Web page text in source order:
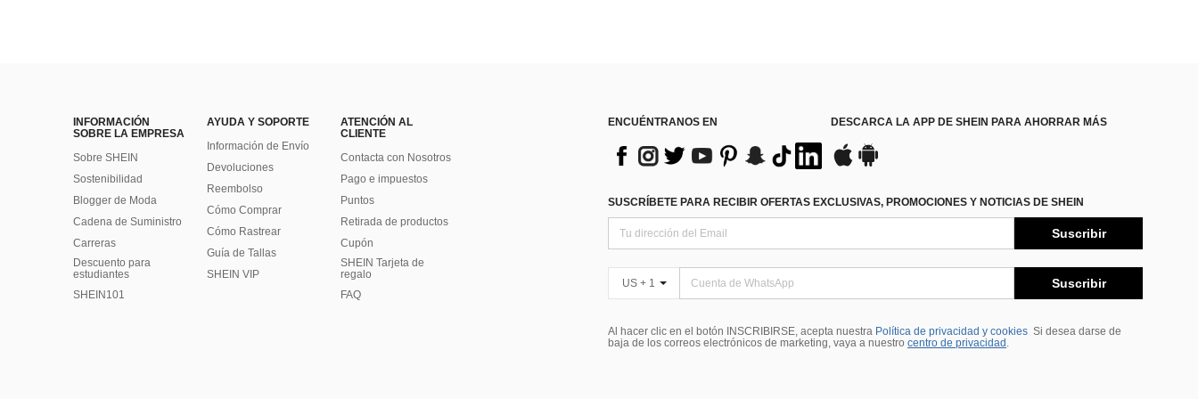
INFORMACIÓN
SOBRE LA EMPRESA
Sobre SHEIN
Sostenibilidad
Blogger de Moda
Cadena de Suministro
Carreras
Descuento para
estudiantes
SHEIN101
AYUDA Y SOPORTE
Información de Envío
Devoluciones
Reembolso
Cómo Comprar
Cómo Rastrear
Guía de Tallas
SHEIN VIP
ATENCIÓN AL
CLIENTE
Contacta con Nosotros
Pago e impuestos
Puntos
Retirada de productos
Cupón
SHEIN Tarjeta de
regalo
FAQ
ENCUÉNTRANOS EN DESCARCA LA APP DE SHEIN PARA AHORRAR MÁS
SUSCRÍBETE PARA RECIBIR OFERTAS EXCLUSIVAS, PROMOCIONES Y NOTICIAS DE SHEIN
Suscribir
US + 1 Suscribir
Al hacer clic en el botón INSCRIBIRSE, acepta nuestra Política de privacidad y cookies Si desea darse de
baja de los correos electrónicos de marketing, vaya a nuestro centro de privacidad .